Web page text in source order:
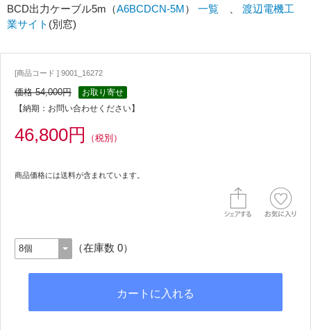
BCD出力ケーブル5m（A6BCDCN-5M） 一覧
渡辺電機工
業サイト (別窓)
[商品コード ] 9001_16272
価格 54,000円
お取り寄せ
【納期：お問い合わせください】
46,800円 （税別）
商品価格には送料が含まれています。
（在庫数 0）